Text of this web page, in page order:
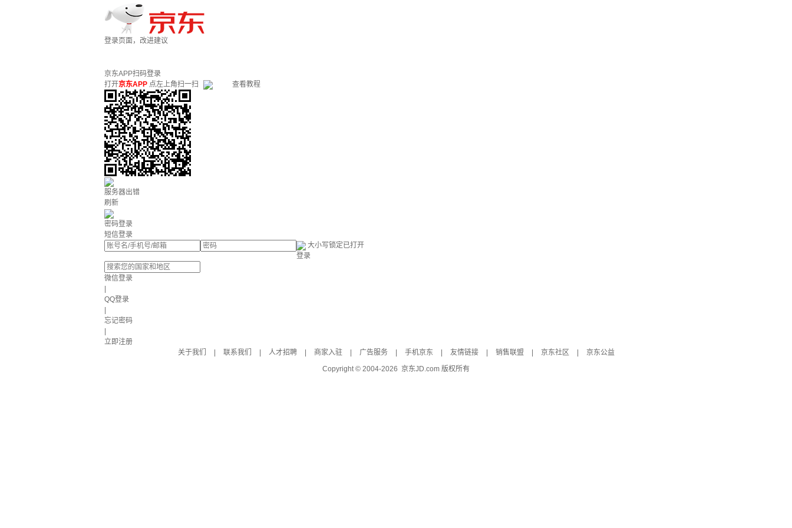
登录页面，改进建议
京东APP扫码登录
打开京东APP 点左上角扫一扫 查看教程
服务器出错
刷新
密码登录
短信登录
大小写锁定已打开
登录
微信登录
QQ登录
忘记密码
立即注册
关于我们
联系我们 人才招聘 商家入驻 广告服务 手机京东 友情链接 销售联盟 京东社区
京东公益
Copyright © 2004-2026 京东JD.com 版权所有